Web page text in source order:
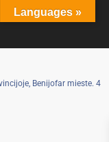
Benijofar mieste. 4
Languages »